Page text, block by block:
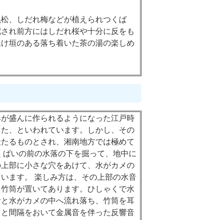
、しだれ梅などが植えられつくば
れ前方にはしだれ桜や十分に反をも
垣のある落ち着いた茶の湯の楽しめ
盛んに作られるようになった江戸時
、といわれています。しかし、その
るものとされ、湘南地方では極めて
いの前の水落の下を掘って、地中に
部に小さな穴をあけて、水がカメの
ます。 楽しみ方は、その上部の水音
筒が置いてあります。ひしゃくで水
水がカメの中へ流れ落ち、竹筒を耳
間隔をおいて金属音を伴った反響音